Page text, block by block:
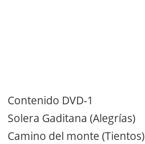
Contenido DVD-1
Solera Gaditana (Alegrías)
Camino del monte (Tientos)